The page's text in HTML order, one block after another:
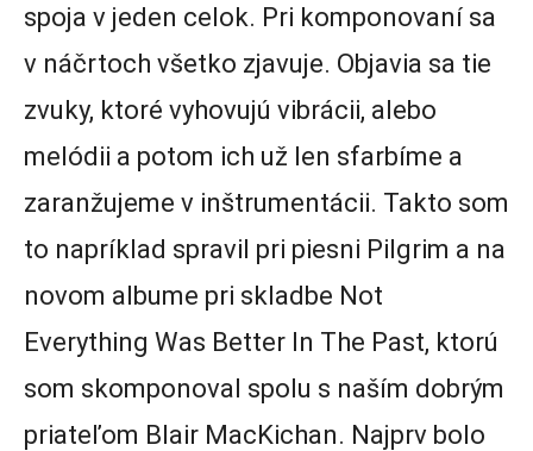
spoja v jeden celok. Pri komponovaní sa
v náčrtoch všetko zjavuje. Objavia sa tie
zvuky, ktoré vyhovujú vibrácii, alebo
melódii a potom ich už len sfarbíme a
zaranžujeme v inštrumentácii. Takto som
to napríklad spravil pri piesni Pilgrim a na
novom albume pri skladbe Not
Everything Was Better In The Past, ktorú
som skomponoval spolu s naším dobrým
priateľom Blair MacKichan. Najprv bolo